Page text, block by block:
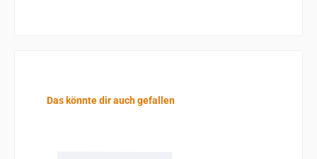
Produktgalerie überspringen
Das könnte dir auch gefallen